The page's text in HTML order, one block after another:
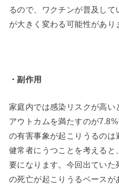
るので、ワクチンが普及して
が大きく変わる可能性があり
・副作用
家庭内では感染リスクが高い
アウトカムを満たすのが
の有害事象が起こりうるのは
健常者にうつことを考える
要になります。今回出てい
の死亡が起こりうるベース